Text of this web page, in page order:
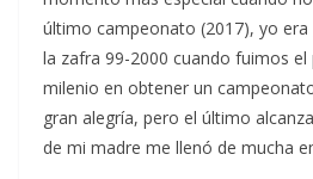
último campeonato (2017), yo
la zafra 99-2000 cuando fuimos el
milenio en obtener un
gran alegría, pero el último
de mi madre me llenó de mucha